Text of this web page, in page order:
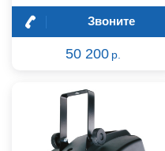
Звоните
50 200 р.